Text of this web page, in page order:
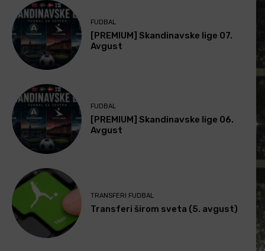
FUDBAL
[PREMIUM] Skandinavske lige 07.
Avgust
FUDBAL
[PREMIUM] Skandinavske lige 06.
Avgust
TRANSFERI FUDBAL
Transferi širom sveta (5. avgust)